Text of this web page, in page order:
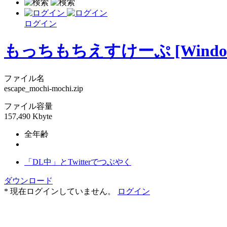
ログイン
もっちもちえすけーぷ
ファイル名
escape_mochi-mochi.zip
ファイル容量
157,490 Kbyte
全年齢
「DL中」とTwitterでつぶやく
ダウンロード
* 現在ログインしていません。
ログイン